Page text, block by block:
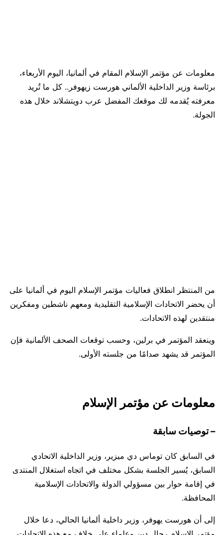
معلومات عن مؤتمر الإسلام المقام في ألمانيا، اليوم الأربعاء،
برئاسة وزير الداخلية الألماني هورست زيهوفر.. كل ما تُريد
معرفته يُقدمه لك موقعك المفضل عرب دويتشلاند خلال هذه
الجولة.
من المنتظر انطلاق فعاليات مؤتمر الإسلام اليوم في ألمانيا على
أن يحضر الاتحادات الإسلامية التقليدية ومعهم ناشطين ومفكرين
منتقدين لهذه الاتحادات.
وينعقد المؤتمر في برلين، وحسب توقعات الصحف الألمانية فإن
المؤتمر قد يشهد صدامًا من جلسته الأولى.
معلومات عن مؤتمر الإسلام
– توصيات سابقة
في السابق كان توماس دي ميزير، وزير الداخلية الاتحادي
السابق، يُسير الجلسة بشكل مختلف في اتجاه استغلال المنتدى
في إقامة حوار بين مسؤولي الدولة والاتحادات الإسلامية
المحافظة.
إلى أن هورست يهوفر، وزير داخلية ألمانيا الحالي، دعا خلال